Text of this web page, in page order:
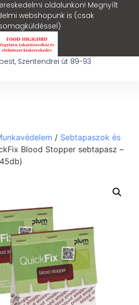
oldalunkon! Megnyílt
webshopunk is (csak
Szentendrei út 89-93
/ Sebtapaszok és
Blood Stopper sebtapasz –